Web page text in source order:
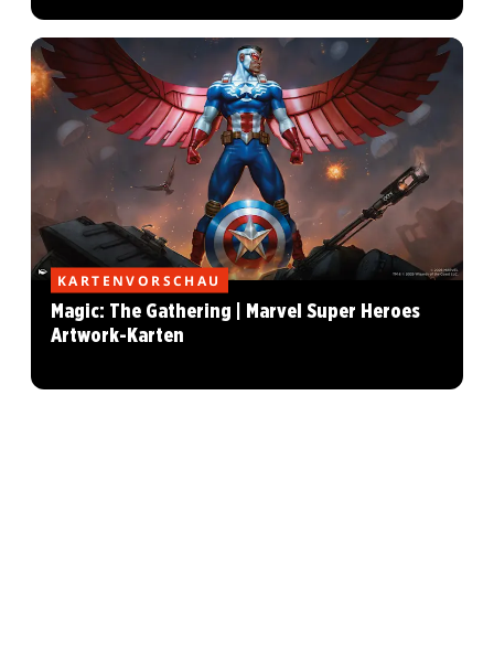
KARTENVORSCHAU
Magic: The Gathering | Marvel Super Heroes
Artwork-Karten